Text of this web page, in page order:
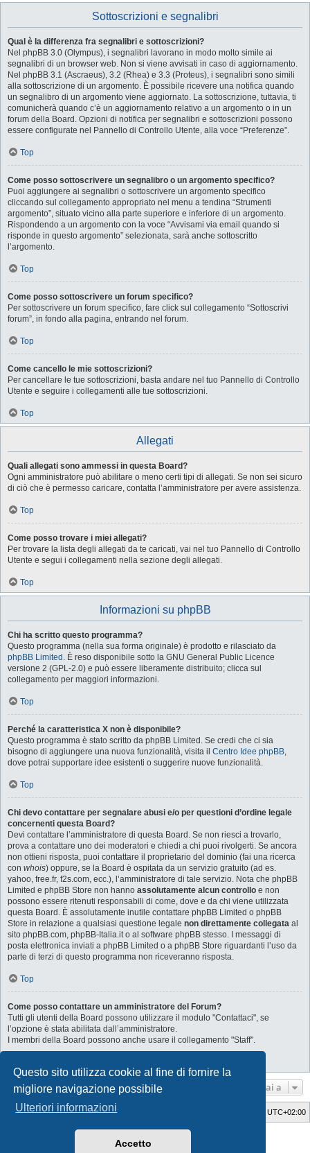
Questo sito utilizza cookie al fine di fornire la
migliore navigazione possibile
Ulteriori informazioni
Accetto
Sottoscrizioni e segnalibri
Qual è la differenza fra segnalibri e sottoscrizioni?
Nel phpBB 3.0 (Olympus), i segnalibri lavorano in modo molto simile ai
segnalibri di un browser web. Non si viene avvisati in caso di aggiornamento.
Nel phpBB 3.1 (Ascraeus), 3.2 (Rhea) e 3.3 (Proteus), i segnalibri sono simili
alla sottoscrizione di un argomento. È possibile ricevere una notifica quando
un segnalibro di un argomento viene aggiornato. La sottoscrizione, tuttavia, ti
comunicherà quando c’è un aggiornamento relativo a un argomento o in un
forum della Board. Opzioni di notifica per segnalibri e sottoscrizioni possono
essere configurate nel Pannello di Controllo Utente, alla voce “Preferenze”.
Top
Come posso sottoscrivere un segnalibro o un argomento specifico?
Puoi aggiungere ai segnalibri o sottoscrivere un argomento specifico
cliccando sul collegamento appropriato nel menu a tendina “Strumenti
argomento”, situato vicino alla parte superiore e inferiore di un argomento.
Rispondendo a un argomento con la voce “Avvisami via email quando si
risponde in questo argomento” selezionata, sarà anche sottoscritto
l’argomento.
Top
Come posso sottoscrivere un forum specifico?
Per sottoscrivere un forum specifico, fare click sul collegamento “Sottoscrivi
forum”, in fondo alla pagina, entrando nel forum.
Top
Come cancello le mie sottoscrizioni?
Per cancellare le tue sottoscrizioni, basta andare nel tuo Pannello di Controllo
Utente e seguire i collegamenti alle tue sottoscrizioni.
Top
Allegati
Quali allegati sono ammessi in questa Board?
Ogni amministratore può abilitare o meno certi tipi di allegati. Se non sei sicuro
di ciò che è permesso caricare, contatta l’amministratore per avere assistenza.
Top
Come posso trovare i miei allegati?
Per trovare la lista degli allegati da te caricati, vai nel tuo Pannello di Controllo
Utente e segui i collegamenti nella sezione degli allegati.
Top
Informazioni su phpBB
Chi ha scritto questo programma?
Questo programma (nella sua forma originale) è prodotto e rilasciato da
phpBB Limited . È reso disponibile sotto la GNU General Public Licence
versione 2 (GPL-2.0) e può essere liberamente distribuito; clicca sul
collegamento per maggiori informazioni.
Top
Perché la caratteristica X non è disponibile?
Questo programma è stato scritto da phpBB Limited. Se credi che ci sia
bisogno di aggiungere una nuova funzionalità, visita il Centro Idee phpBB,
dove potrai supportare idee esistenti o suggerire nuove funzionalità.
Top
Chi devo contattare per segnalare abusi e/o per questioni d’ordine legale
concernenti questa Board?
Devi contattare l’amministratore di questa Board. Se non riesci a trovarlo,
prova a contattare uno dei moderatori e chiedi a chi puoi rivolgerti. Se ancora
non ottieni risposta, puoi contattare il proprietario del dominio (fai una ricerca
con whois) oppure, se la Board è ospitata da un servizio gratuito (ad es.
yahoo, free.fr, f2s.com, ecc.), l’amministratore di tale servizio. Nota che phpBB
Limited e phpBB Store non hanno assolutamente alcun controllo e non
possono essere ritenuti responsabili di come, dove e da chi viene utilizzata
questa Board. È assolutamente inutile contattare phpBB Limited o phpBB
Store in relazione a qualsiasi questione legale non direttamente collegata al
sito phpBB.com, phpBB-Italia.it o al software phpBB stesso. I messaggi di
posta elettronica inviati a phpBB Limited o a phpBB Store riguardanti l’uso da
parte di terzi di questo programma non riceveranno risposta.
Top
Come posso contattare un amministratore del Forum?
Tutti gli utenti della Board possono utilizzare il modulo "Contattaci", se
l’opzione è stata abilitata dall’amministratore.
I membri della Board possono anche usare il collegamento "Staff".
Vai a
Indice UTC+02:00
GTA game
phpBB® Forum Software © phpBB Limited